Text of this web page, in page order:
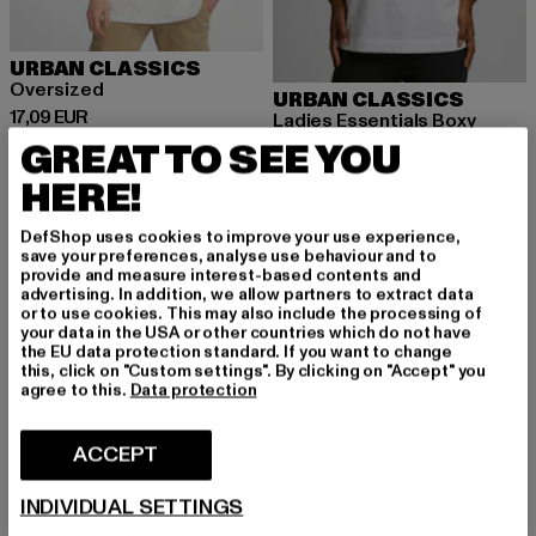
URBAN CLASSICS
Oversized
17,09 EUR
Prix courant: 17,09 EUR
URBAN CLASSICS
Ladies Essentials Boxy
14,99 EUR
Prix courant: 14,99 EUR
19,99 EUR
-40% -30%
GREAT TO SEE YOU
HERE!
DefShop uses cookies to improve your use experience,
save your preferences, analyse use behaviour and to
provide and measure interest-based contents and
advertising. In addition, we allow partners to extract data
or to use cookies. This may also include the processing of
your data in the USA or other countries which do not have
the EU data protection standard. If you want to change
this, click on "Custom settings". By clicking on "Accept" you
agree to this. Data protection
ACCEPT
INDIVIDUAL SETTINGS